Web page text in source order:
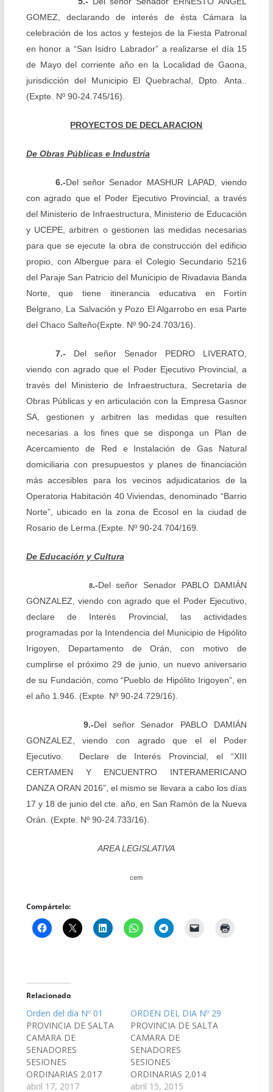
GOMEZ, declarandode interés de ésta Cámara la
celebración de los actos y festejos de la Fiesta Patronal
en honor a “San Isidro Labrador” a realizarse el día 15
de Mayo del corriente año en la Localidad de Gaona,
jurisdicción del Municipio El Quebrachal, Dpto. Anta..
(Expte. Nº 90-24.745/16).
PROYECTOS DE DECLARACION
De Obras Públicas e Industria
6.-Delseñor Senador MASHUR LAPAD, viendo
con agrado que el Poder Ejecutivo Provincial, a través
del Ministerio de Infraestructura, Ministerio de Educación
y UCEPE, arbitren o gestionen las medidas necesarias
para que se ejecute la obra de construcción del edificio
propio, con Albergue para el Colegio Secundario 5216
del Paraje San Patricio del Municipio de Rivadavia Banda
Norte, que tiene itinerancia educativa en Fortín
Belgrano, La Salvación y Pozo El Algarrobo en esa Parte
del Chaco Salteño(Expte. Nº 90-24.703/16).
7.- Del señor Senador PEDRO LIVERATO,
viendocon agrado que el Poder Ejecutivo Provincial, a
través del Ministerio de Infraestructura, Secretaría de
Obras Públicas y en articulación con la Empresa Gasnor
SA, gestionen y arbitren las medidas que resulten
necesarias a los fines que se disponga un Plan de
Acercamiento de Red e Instalación de Gas Natural
domiciliaria con presupuestos y planes de financiación
más accesibles para los vecinos adjudicatarios de la
Operatoria Habitación 40 Viviendas, denominado “Barrio
Norte”, ubicado en la zona de Ecosol en la ciudad de
Rosario de Lerma.(Expte. Nº 90-24.704/169.
De Educación y Cultura
8.-Del señor Senador PABLO DAMIÁN
GONZALEZ, viendo con agrado que el Poder Ejecutivo,
declare de Interés Provincial, las actividades
programadas por la Intendencia del Municipio de Hipólito
Irigoyen, Departamento de Orán, con motivo de
cumplirse el próximo 29 de junio, un nuevo aniversario
de su Fundación, como “Pueblo de Hipólito Irigoyen”, en
el año 1.946. (Expte. Nº 90-24.729/16).
9.-Del señor Senador PABLO DAMIÁN
GONZALEZ, viendo con agrado que el el Poder
Ejecutivo. Declare de Interés Provincial, el “XIII
CERTAMEN Y ENCUENTRO INTERAMERICANO
DANZA ORAN 2016”, el mismo se llevara a cabo los días
17 y 18 de junio del cte. año, en San Ramón de la Nueva
Orán. (Expte. Nº 90-24.733/16).
AREA LEGISLATIVA
cem
Compártelo:
Relacionado
Orden del día Nº 01
PROVINCIA DE SALTA
CAMARA DE
SENADORES
SESIONES
ORDINARIAS 2.017
ORDEN DEL DIA Nº 01
abril 17, 2017
ORDEN DEL DIA Nº 29
PROVINCIA DE SALTA
CAMARA DE
SENADORES
SESIONES
ORDINARIAS 2.014
ORDEN DEL DIA Nº 29
abril 15, 2015